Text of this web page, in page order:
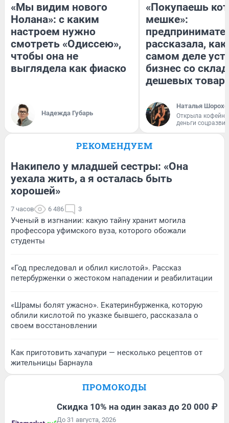
«Мы видим нового
Нолана»: с каким
настроем нужно
смотреть «Одиссею»,
чтобы она не
выглядела как фиаско
Надежда Губарь
«Покупаешь
мешке»:
рассказала, как
самом деле
бизнес со
дешевых
Наталья
Открыла
деньги
РЕКОМЕНДУЕМ
Накипело у младшей сестры: «Она
уехала жить, а я осталась быть
хорошей»
7 часов 6 486 3
Ученый в изгнании: какую тайну хранит могила
профессора уфимского вуза, которого обожали
студенты
«Год преследовал и облил кислотой». Рассказ
петербурженки о жестоком нападении и реабилитации
«Шрамы болят ужасно». Екатеринбурженка, которую
облили кислотой по указке бывшего, рассказала о
своем восстановлении
Как приготовить хачапури — несколько рецептов от
жительницы Барнаула
ПРОМОКОДЫ
Скидка 10% на один заказ до 20 000 ₽
До 31 августа, 2026